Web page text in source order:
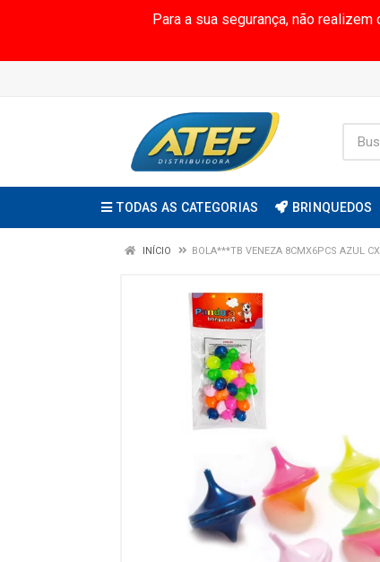
Para a sua segurança, não
TODAS AS CATEGORIAS BRINQUEDOS
INÍCIO BOLA***TB VENEZA 8CMX6PCS AZUL